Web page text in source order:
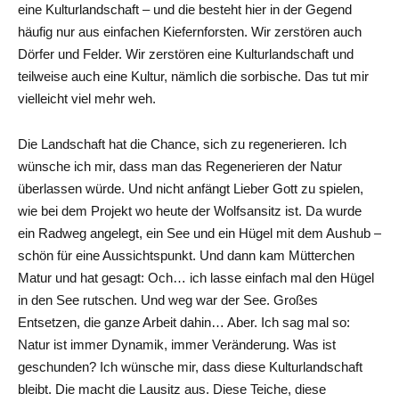
eine Kulturlandschaft – und die besteht hier in der Gegend
häufig nur aus einfachen Kiefernforsten. Wir zerstören auch
Dörfer und Felder. Wir zerstören eine Kulturlandschaft und
teilweise auch eine Kultur, nämlich die sorbische. Das tut mir
vielleicht viel mehr weh.
Die Landschaft hat die Chance, sich zu regenerieren. Ich
wünsche ich mir, dass man das Regenerieren der Natur
überlassen würde. Und nicht anfängt Lieber Gott zu spielen,
wie bei dem Projekt wo heute der Wolfsansitz ist. Da wurde
ein Radweg angelegt, ein See und ein Hügel mit dem Aushub –
schön für eine Aussichtspunkt. Und dann kam Mütterchen
Matur und hat gesagt: Och… ich lasse einfach mal den Hügel
in den See rutschen. Und weg war der See. Großes
Entsetzen, die ganze Arbeit dahin… Aber. Ich sag mal so:
Natur ist immer Dynamik, immer Veränderung. Was ist
geschunden? Ich wünsche mir, dass diese Kulturlandschaft
bleibt. Die macht die Lausitz aus. Diese Teiche, diese